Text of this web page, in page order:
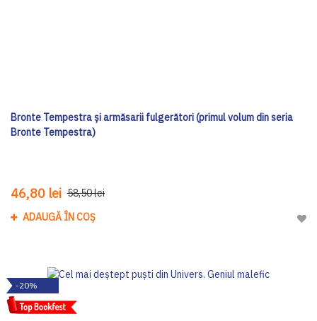
Bronte Tempestra și armăsarii fulgerători (primul volum din seria
Bronte Tempestra)
46,80 lei 58,50 lei
ADAUGĂ ÎN COȘ
-20%